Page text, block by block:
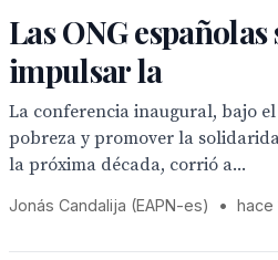
Las ONG
impulsar la
La conferencia inaugural, bajo el
pobreza y promover la
la próxima década, corrió a...
Jonás Candalija (EAPN-es) • hace